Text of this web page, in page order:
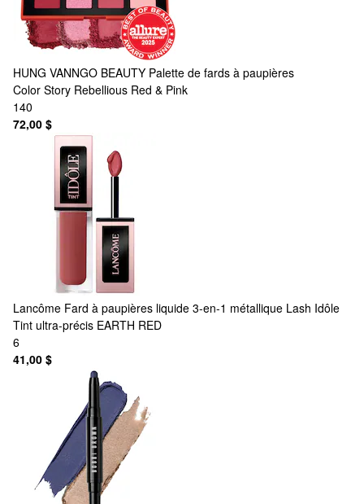
HUNG VANNGO BEAUTY Palette de fards à paupières
Color Story Rebellious Red & Pink
140
72,00 $
Lancôme Fard à paupières liquide 3-en-1 métallique Lash Idôle
Tint ultra-précis EARTH RED
6
41,00 $